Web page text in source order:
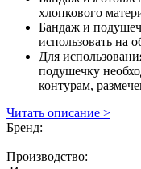
хлопкового
Бандаж и
использовать на
Для
подушечку
контурам,
Читать описание >
Бренд:
Производство: